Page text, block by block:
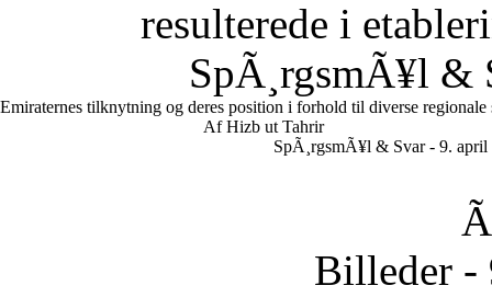
resulterede i
SpÃ¸rgsmÃ¥l &
Emiraternes tilknytning og deres position i forhold til diverse regionale
Af Hizb ut Tahrir
SpÃ¸rgsmÃ¥l & Svar - 9. april
Billeder -